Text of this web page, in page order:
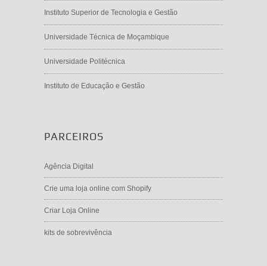
Instituto Superior de Tecnologia e Gestão
Universidade Técnica de Moçambique
Universidade Politécnica
Instituto de Educação e Gestão
PARCEIROS
Agência Digital
Crie uma loja online com Shopify
Criar Loja Online
kits de sobrevivência